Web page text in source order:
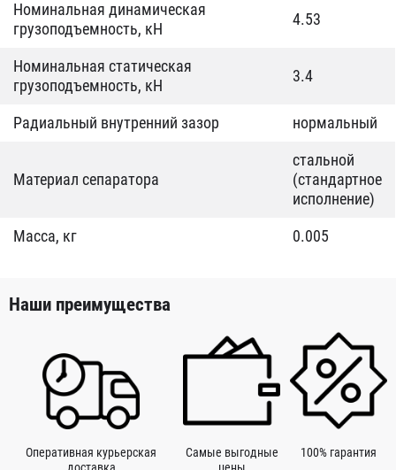
Номинальная динамическая
грузоподъемность, кН
4.53
Номинальная статическая
грузоподъемность, кН
3.4
Радиальный внутренний зазор нормальный
Материал сепаратора
стальной
(стандартное
исполнение)
Масса, кг
0.005
Наши преимущества
Оперативная курьерская
Самые выгодные
100% гарантия